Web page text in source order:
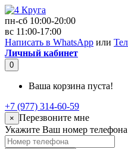
пн-сб 10:00-20:00
вс 11:00-17:00
Написать в WhatsApp или
Личный кабинет
0
Ваша корзина пуста!
+7 (977) 314-60-59
× Перезвоните мне
Укажите Ваш номер